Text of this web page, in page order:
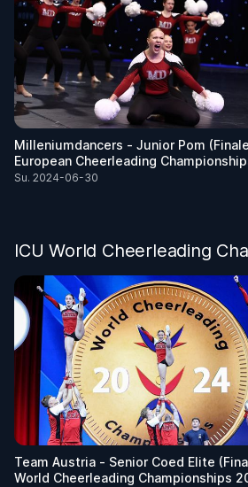
Milleniumdancers - Junior Pom
European Cheerleading
Su. 2024-06-30
ICU World Cheerleading
Team Austria - Senior Coed Elite
World Cheerleading Championships